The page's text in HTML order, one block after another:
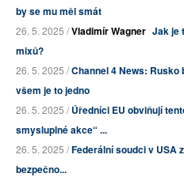
by se mu měl smát
26. 5. 2025 /Vladimír Wagner Jak je
mixů?
26. 5. 2025 /Channel 4 News:
všem je to jedno
26. 5. 2025 /Úředníci EU obviňují
smysluplné akce“ ...
26. 5. 2025 /Federální soudci v USA
bezpečno...